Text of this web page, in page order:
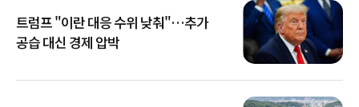
트럼프 "이란 대응 수위 낮춰"…추가
공습 대신 경제 압박